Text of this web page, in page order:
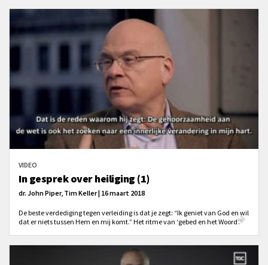
VIDEO
In gesprek over heiliging (1)
dr. John Piper, Tim Keller | 16 maart 2018
De beste verdediging tegen verleiding is dat je zegt: “Ik geniet van God en wil
dat er niets tussen Hem en mij komt.” Het ritme van ‘gebed en het Woord’.”